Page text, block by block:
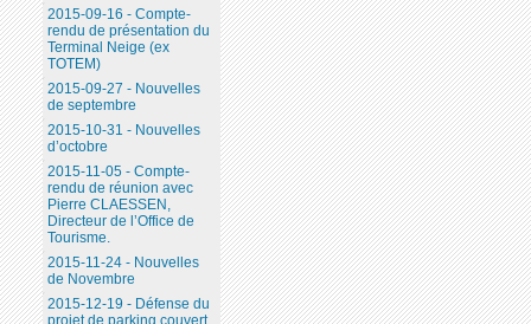
2015-09-16 - Compte-
rendu de présentation du
Terminal Neige (ex
TOTEM)
2015-09-27 - Nouvelles
de septembre
2015-10-31 - Nouvelles
d’octobre
2015-11-05 - Compte-
rendu de réunion avec
Pierre CLAESSEN,
Directeur de l’Office de
Tourisme.
2015-11-24 - Nouvelles
de Novembre
2015-12-19 - Défense du